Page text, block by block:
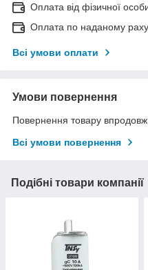
Оплата від фізичної
Оплата по наданому
Всі умови оплати
Умови повернення
Повернення товару
Всі умови повернення
Подібні товари компанії